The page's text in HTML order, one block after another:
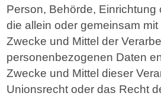
Person, Behörde, Einrichtung
die allein oder gemeinsam
Zwecke und Mittel der
personenbezogenen Daten
Zwecke und Mittel dieser
Unionsrecht oder das Recht